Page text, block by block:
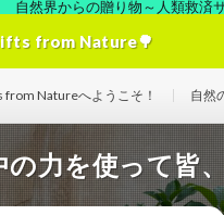
自然界からの贈り物～人類救済
from Nature🌳
from Natureへようこそ！ 自然
の力を使って皆